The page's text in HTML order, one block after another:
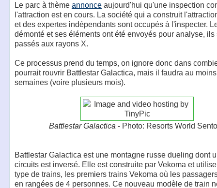
Le parc à thème annonceaujourd'hui qu'une inspection
l'attraction est en cours. La société qui a construit
et des expertes indépendants sont occupés à l'inspecter.
démonté et ses éléments ont été envoyés pour analyse, ils
passés aux rayons X.
Ce processus prend du temps, on ignore donc dans
pourrait rouvrir Battlestar Galactica, mais il faudra au
semaines (voire plusieurs mois).
Battlestar Galactica - Photo: Resorts World
Battlestar Galactica est une montagne russe dueling dont
circuits est inversé. Elle est construite par Vekoma et
type de trains, les premiers trains Vekoma où les
en rangées de 4 personnes. Ce nouveau modèle de train